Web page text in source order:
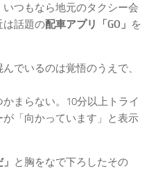
つもなら地元のタクシー会
は話題の配車アプリ「GO」 を
でいるのは覚悟のうえで、
まらない。10分以上トライ
「向かっています」と表示
と胸をなで下ろしたその